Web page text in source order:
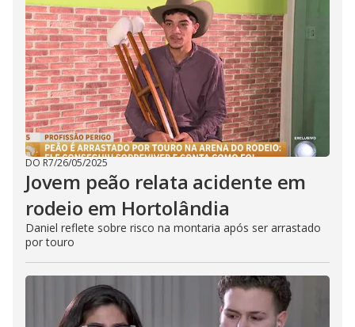
DO R7/26/05/2025
Jovem peão relata acidente em
rodeio em Hortolândia
Daniel reflete sobre risco na montaria após ser arrastado
por touro